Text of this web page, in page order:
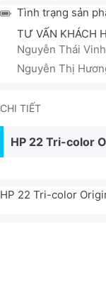
Tình trạng sản
TƯ VẤN KHÁCH
Nguyễn Thái
Nguyễn Thị
CHI TIẾT
HP 22 Tri-color
HP 22 Tri-color